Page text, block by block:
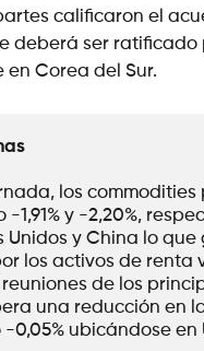
calificaron el
deberá ser ratificado
Corea del Sur.
los
-1,91% y -2,20%,
Unidos y China lo
los activos de renta
de los
una reducción en